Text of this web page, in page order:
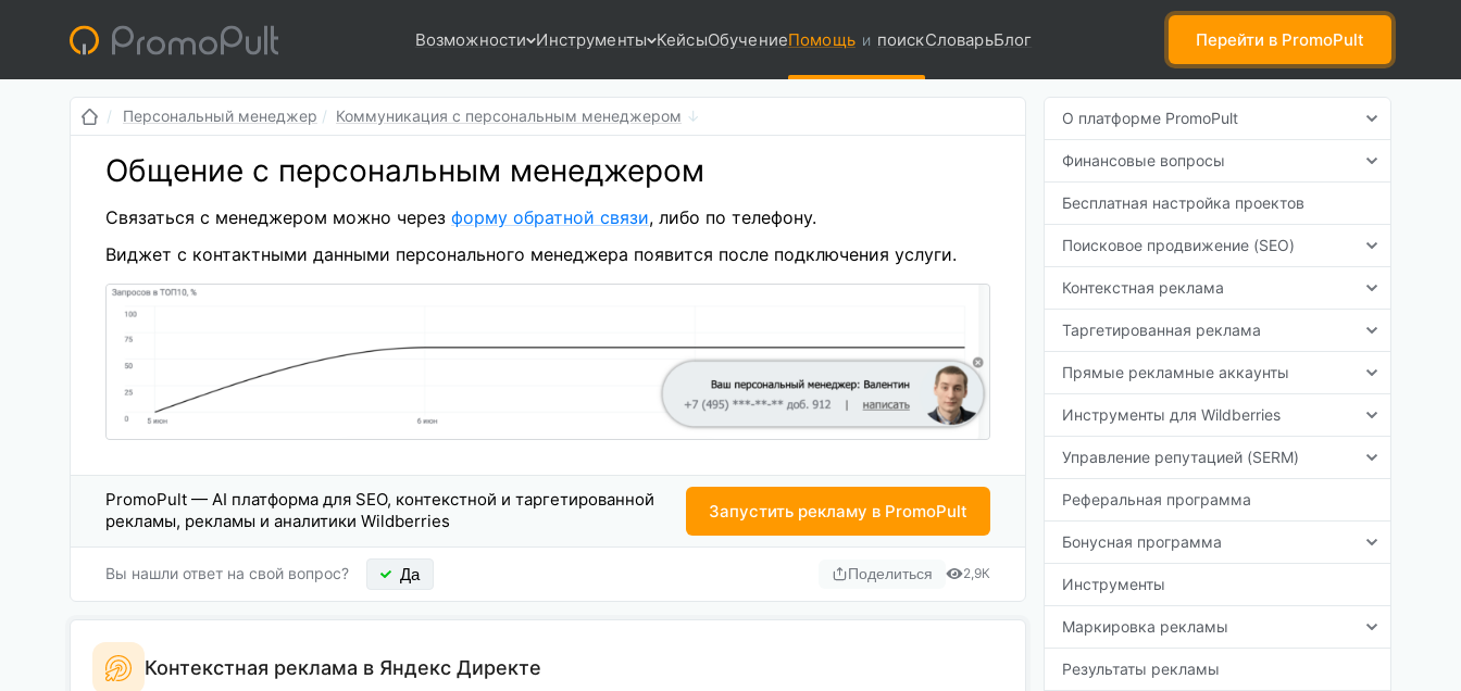
Возможности Инструменты КейсыОбучениеПомощь и поискСловарьБлог Перейти в PromoPult
Персональный менеджер Коммуникация с персональным менеджером
Общение с персональным менеджером
Связаться с менеджером можно через форму обратной связи, либо по телефону.
Виджет с контактными данными персонального менеджера появится после подключения услуги.
PromoPult — AI платформа для SEO, контекстной и таргетированной
рекламы, рекламы и аналитики Wildberries
Запустить рекламу в PromoPult
Вы нашли ответ на свой вопрос? Да Поделиться 2,9К
Контекстная реклама в Яндекс Директе
О платформе PromoPult
Финансовые вопросы
Бесплатная настройка проектов
Поисковое продвижение (SEO)
Контекстная реклама
Таргетированная реклама
Прямые рекламные аккаунты
Инструменты для Wildberries
Управление репутацией (SERM)
Реферальная программа
Бонусная программа
Инструменты
Маркировка рекламы
Результаты рекламы